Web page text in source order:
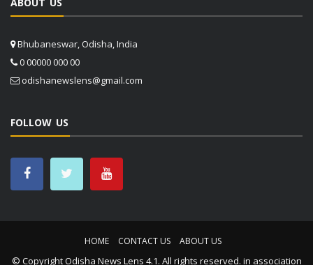
Bhubaneswar, Odisha, India
0 00000 000 00
odishanewslens@gmail.com
FOLLOW US
HOME CONTACT US ABOUT US
© CopyrightOdisha News Lens 4.1. All rights reserved. in association